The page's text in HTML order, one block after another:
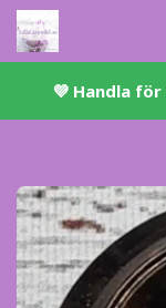
💜 ​Handla